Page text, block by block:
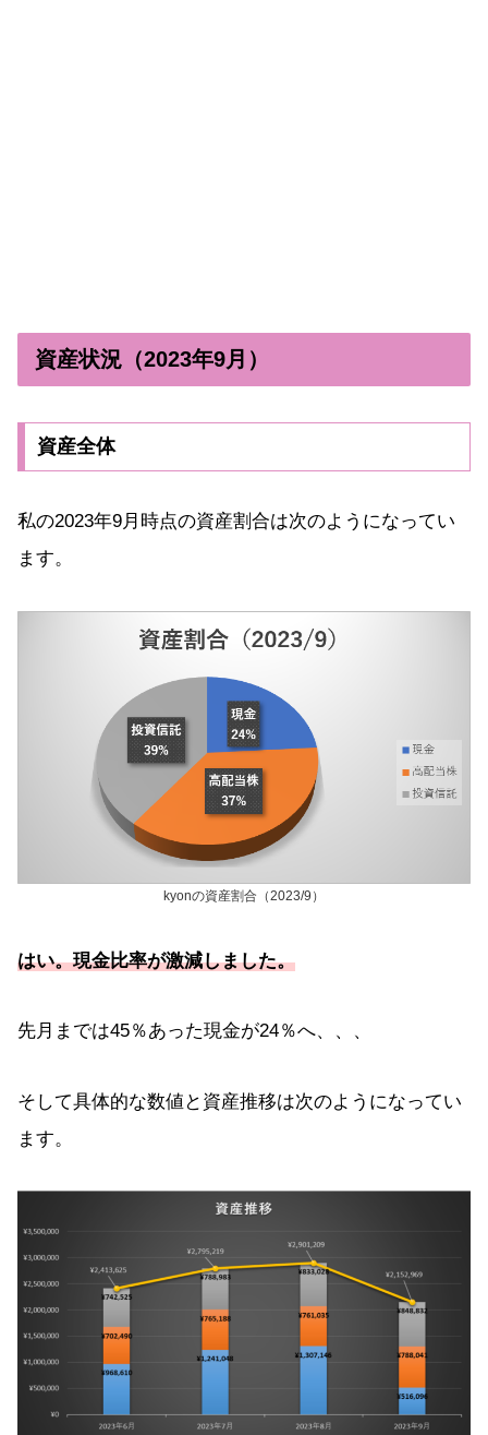
資産状況（2023年9月）
資産全体
私の2023年9月時点の資産割合は次のようになってい
ます。
kyonの資産割合（2023/9）
はい。現金比率が激減しました。
先月までは45％あった現金が24％へ、、、
そして具体的な数値と資産推移は次のようになってい
ます。